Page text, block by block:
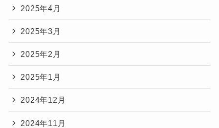
2025年4月
2025年3月
2025年2月
2025年1月
2024年12月
2024年11月